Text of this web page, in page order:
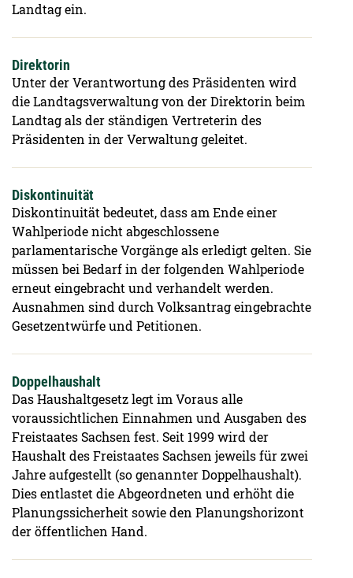
Landtag ein.
Direktorin
Unter der Verantwortung des Präsidenten wird
die Landtagsverwaltung von der Direktorin beim
Landtag als der ständigen Vertreterin des
Präsidenten in der Verwaltung geleitet.
Diskontinuität
Diskontinuität bedeutet, dass am Ende einer
Wahlperiode nicht abgeschlossene
parlamentarische Vorgänge als erledigt gelten. Sie
müssen bei Bedarf in der folgenden Wahlperiode
erneut eingebracht und verhandelt werden.
Ausnahmen sind durch Volksantrag eingebrachte
Gesetzentwürfe und Petitionen.
Doppelhaushalt
Das Haushaltgesetz legt im Voraus alle
voraussichtlichen Einnahmen und Ausgaben des
Freistaates Sachsen fest. Seit 1999 wird der
Haushalt des Freistaates Sachsen jeweils für zwei
Jahre aufgestellt (so genannter Doppelhaushalt).
Dies entlastet die Abgeordneten und erhöht die
Planungssicherheit sowie den Planungshorizont
der öffentlichen Hand.